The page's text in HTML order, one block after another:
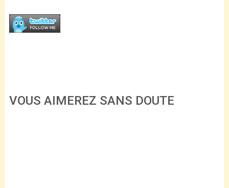
VOUS AIMEREZ SANS DOUTE